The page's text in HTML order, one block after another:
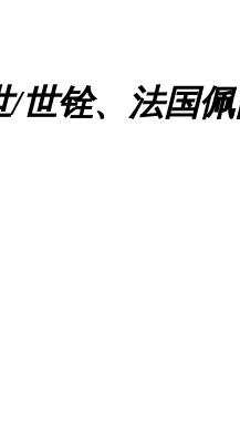
/世铨、法国